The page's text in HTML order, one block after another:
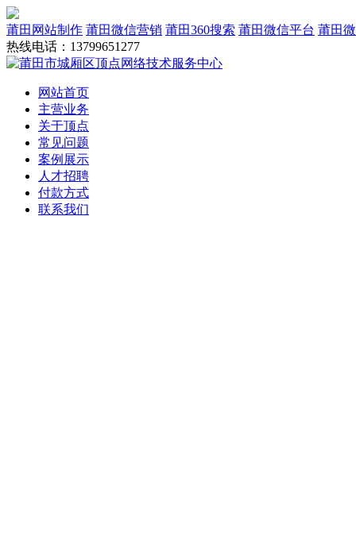
莆田网站制作 莆田微信营销 莆田360搜索 莆田微信平台 莆田
热线电话：13799651277
网站首页
主营业务
关于顶点
常见问题
案例展示
人才招聘
付款方式
联系我们